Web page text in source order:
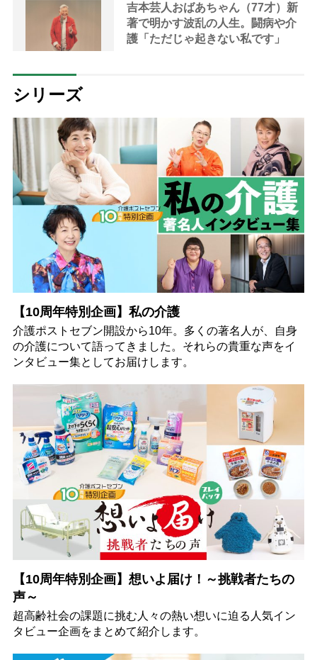
けていた」
吉本芸人おばあちゃん（77才）新
著で明かす波乱の人生。闘病や介
護「ただじゃ起きない私です」
シリーズ
【10周年特別企画】私の介護
介護ポストセブン開設から10年。多くの著名人が、自身
の介護について語ってきました。それらの貴重な声をイ
ンタビュー集としてお届けします。
【10周年特別企画】想いよ届け！～挑戦者たちの
声～
超高齢社会の課題に挑む人々の熱い想いに迫る人気イン
タビュー企画をまとめて紹介します。